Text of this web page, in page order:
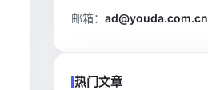
邮箱： ad@youda.com.cn
热门文章